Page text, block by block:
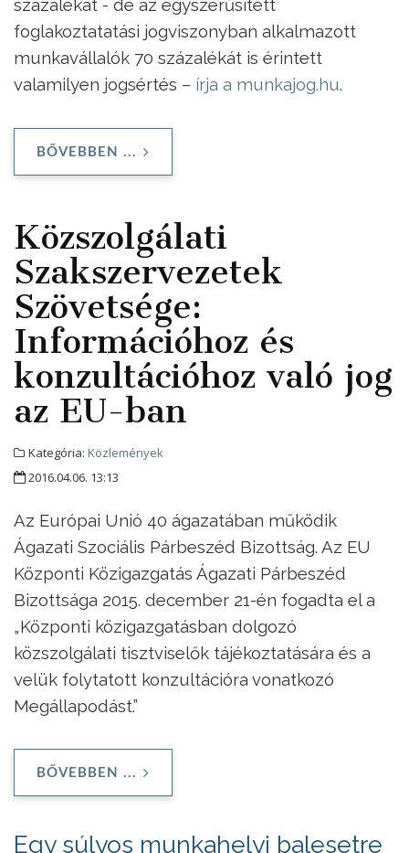
százalékát - de az egyszerűsített
foglakoztatatási jogviszonyban alkalmazott
munkavállalók 70 százalékát is érintett
valamilyen jogsértés – írja a munkajog.hu.
BŐVEBBEN ...
Közszolgálati
Szakszervezetek
Szövetsége:
Információhoz és
konzultációhoz való jog
az EU-ban
Kategória: Közlemények
2016.04.06. 13:13
Az Európai Unió 40 ágazatában működik
Ágazati Szociális Párbeszéd Bizottság. Az EU
Központi Közigazgatás Ágazati Párbeszéd
Bizottsága 2015. december 21-én fogadta el a
„Központi közigazgatásban dolgozó
közszolgálati tisztviselők tájékoztatására és a
velük folytatott konzultációra vonatkozó
Megállapodást.”
BŐVEBBEN ...
Egy súlyos munkahelyi balesetre